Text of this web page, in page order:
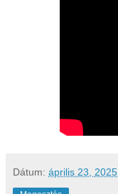
Dátum: április 23, 2025